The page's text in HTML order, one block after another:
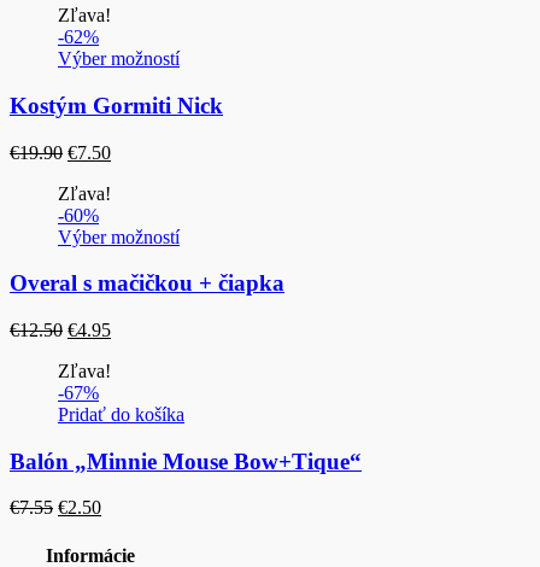
bola:
€1.99.
je:
Zľava!
-62%
Výber možností
Kostým Gormiti Nick
€19.90 Pôvodná
bola:
€19.90.
€7.50Aktuálna
Zľava!
-60%
Výber možností
Overal s mačičkou + čiapka
€12.50 Pôvodná
bola:
€12.50.
€4.95Aktuálna
Zľava!
-67%
Pridať do košíka
Balón „Minnie Mouse Bow+Tique“
€7.55 Pôvodná
bola:
€2.50Aktuálna
je:
Informácie